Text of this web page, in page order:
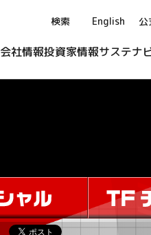
検索 English
会社情報投資家情報サステナ